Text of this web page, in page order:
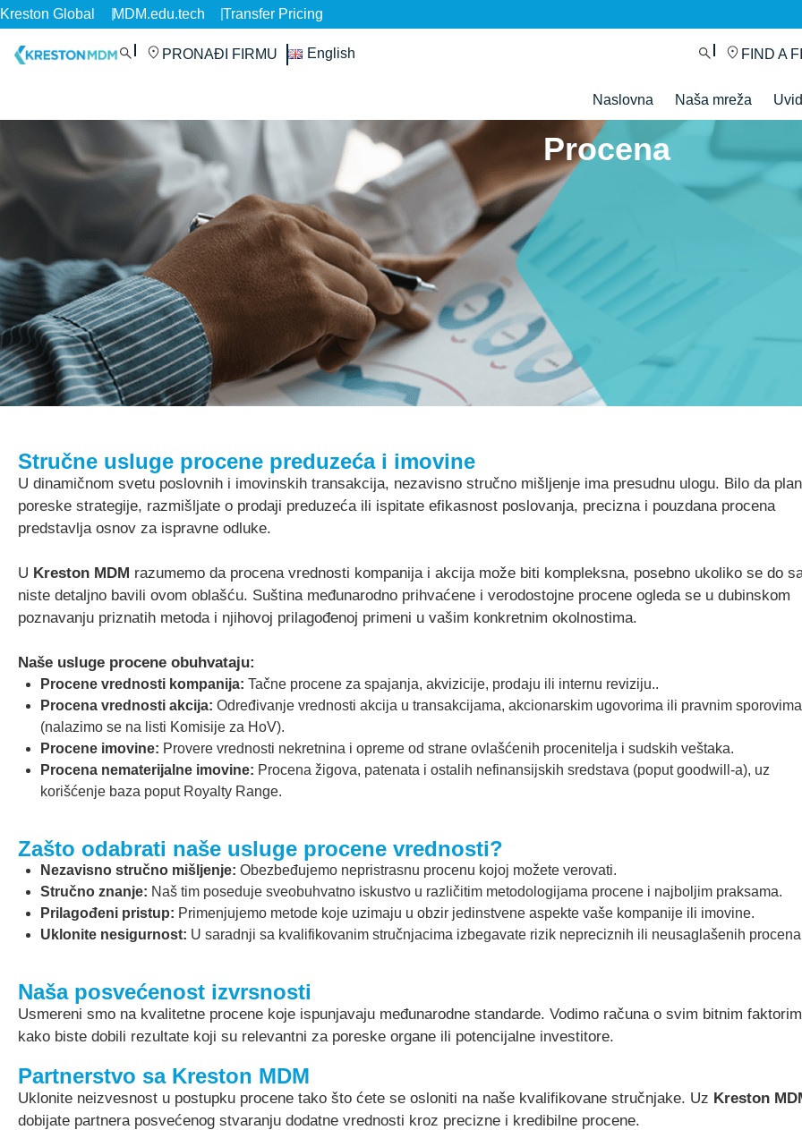
Kreston Global MDM.edu.tech Transfer Pricing
PRONAĐI FIRMU English FIND A
Naslovna Naša mreža Uvid
Procena
Stručne usluge procene preduzeća i imovine
U dinamičnom svetu poslovnih i imovinskih transakcija, nezavisno stručno mišljenje ima presudnu ulogu. Bilo da
poreske strategije, razmišljate o prodaji preduzeća ili ispitate efikasnost poslovanja, precizna i pouzdana procena
predstavlja osnov za ispravne odluke.
U Kreston MDM razumemo da procena vrednosti kompanija i akcija može biti kompleksna, posebno ukoliko se do
niste detaljno bavili ovom oblašću. Suština međunarodno prihvaćene i verodostojne procene ogleda se u dubinskom
poznavanju priznatih metoda i njihovoj prilagođenoj primeni u vašim konkretnim okolnostima.
Naše usluge procene obuhvataju:
Procene vrednosti kompanija: Tačne procene za spajanja, akvizicije, prodaju ili internu reviziju..
Procena vrednosti akcija: Određivanje vrednosti akcija u transakcijama, akcionarskim ugovorima ili pravnim sporovima
(nalazimo se na listi Komisije za HoV).
Procene imovine: Provere vrednosti nekretnina i opreme od strane ovlašćenih procenitelja i sudskih veštaka.
Procena nematerijalne imovine: Procena žigova, patenata i ostalih nefinansijskih sredstava (poput goodwill-a), uz
korišćenje baza poput Royalty Range.
Zašto odabrati naše usluge procene vrednosti?
Nezavisno stručno mišljenje: Obezbeđujemo nepristrasnu procenu kojoj možete verovati.
Stručno znanje: Naš tim poseduje sveobuhvatno iskustvo u različitim metodologijama procene i najboljim praksama.
Prilagođeni pristup: Primenjujemo metode koje uzimaju u obzir jedinstvene aspekte vaše kompanije ili imovine.
Uklonite nesigurnost: U saradnji sa kvalifikovanim stručnjacima izbegavate rizik nepreciznih ili neusaglašenih
Naša posvećenost izvrsnosti
Usmereni smo na kvalitetne procene koje ispunjavaju međunarodne standarde. Vodimo računa o svim bitnim
kako biste dobili rezultate koji su relevantni za poreske organe ili potencijalne investitore.
Partnerstvo sa Kreston MDM
Uklonite neizvesnost u postupku procene tako što ćete se osloniti na naše kvalifikovane stručnjake. Uz Kreston
dobijate partnera posvećenog stvaranju dodatne vrednosti kroz precizne i kredibilne procene.